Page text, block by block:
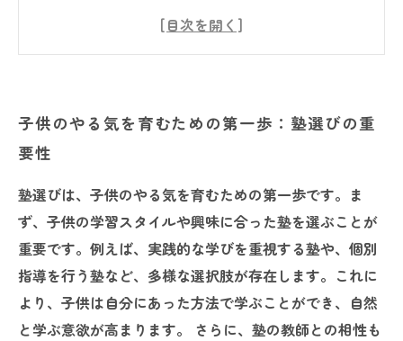
さまざまな学習スタイルに合わせたカリキュラ
子供たちの未来を切り開くモチベーションの秘
塾が子供のやる気を育む理由とその意義につい
て
子供のやる気を育むための第一歩：塾選びの重
要性
塾選びは、子供のやる気を育むための第一歩です。ま
ず、子供の学習スタイルや興味に合った塾を選ぶことが
重要です。例えば、実践的な学びを重視する塾や、個別
指導を行う塾など、多様な選択肢が存在します。これに
より、子供は自分にあった方法で学ぶことができ、自然
と学ぶ意欲が高まります。 さらに、塾の教師との相性も